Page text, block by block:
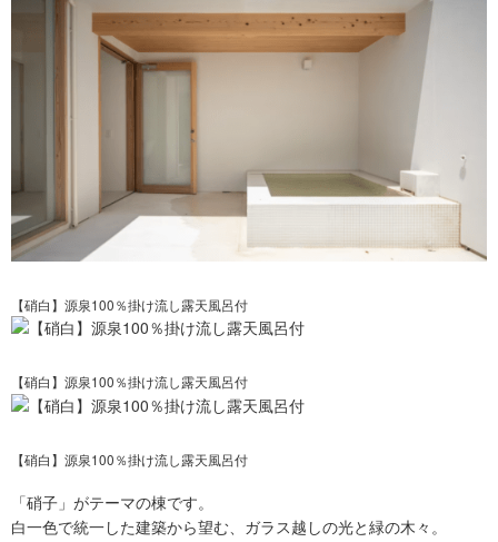
【硝白】源泉100％掛け流し露天風呂付
【硝白】源泉100％掛け流し露天風呂付
【硝白】源泉100％掛け流し露天風呂付
「硝子」がテーマの棟です。
白一色で統一した建築から望む、ガラス越しの光と緑の木々。